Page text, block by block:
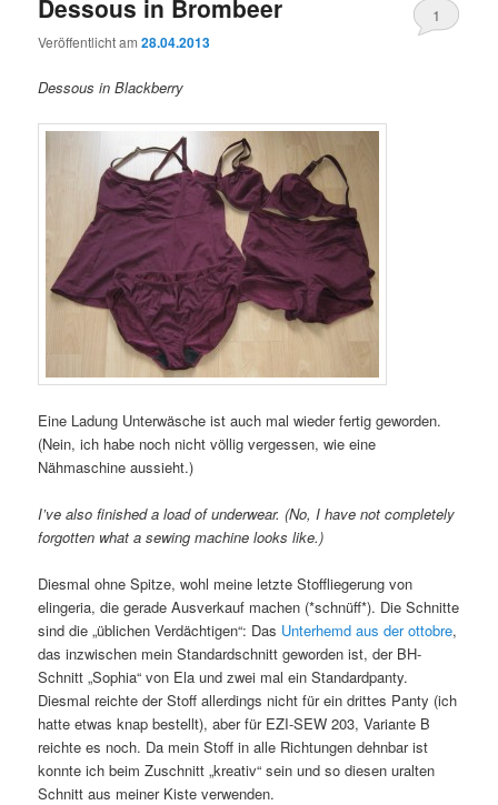
Dessous in Brombeer
Veröffentlicht am28.04.2013
1
Dessous in Blackberry
Eine Ladung Unterwäsche ist auch mal wieder fertig geworden.
(Nein, ich habe noch nicht völlig vergessen, wie eine
Nähmaschine aussieht.)
I’ve also finished a load of underwear. (No, I have not completely
forgotten what a sewing machine looks like.)
Diesmal ohne Spitze, wohl meine letzte Stoffliegerung von
elingeria, die gerade Ausverkauf machen (*schnüff*). Die Schnitte
sind die „üblichen Verdächtigen“: Das Unterhemd aus der ottobre,
das inzwischen mein Standardschnitt geworden ist, der BH-
Schnitt „Sophia“ von Ela und zwei mal ein Standardpanty.
Diesmal reichte der Stoff allerdings nicht für ein drittes Panty (ich
hatte etwas knap bestellt), aber für EZI-SEW 203, Variante B
reichte es noch. Da mein Stoff in alle Richtungen dehnbar ist
konnte ich beim Zuschnitt „kreativ“ sein und so diesen uralten
Schnitt aus meiner Kiste verwenden.